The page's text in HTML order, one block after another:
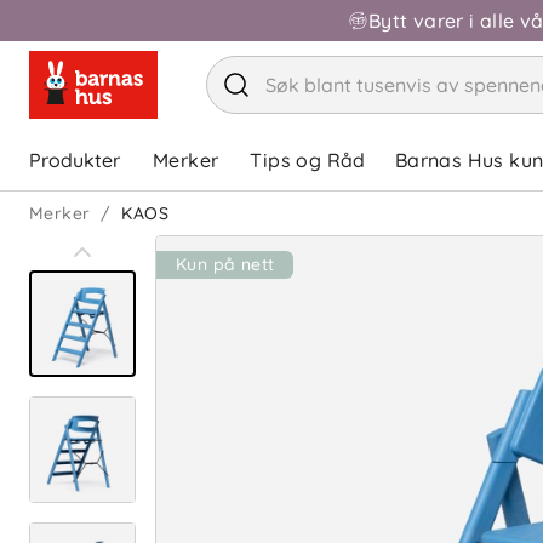
Bytt varer i alle
Produkter Merker Tips og Råd Barnas Hus
Merker KAOS
Kun på nett